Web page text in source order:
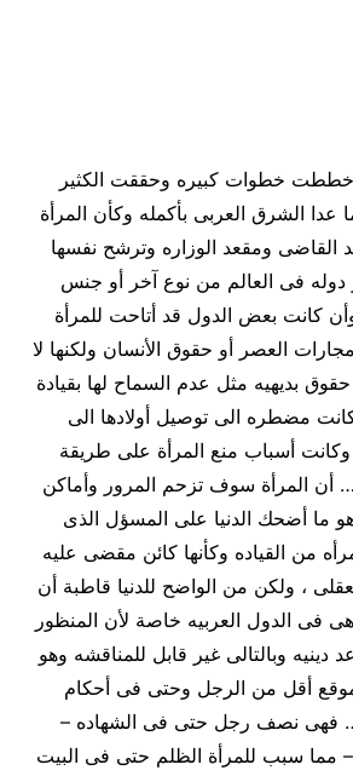
خططت خطوات كبيره وحققت الكثير
الشرق العربى بأكمله وكأن المرأة
القاضى ومقعد الوزاره وترشح نفسها
دوله فى العالم من نوع آخر أو جنس
كانت بعض الدول قد أتاحت للمرأة
العصر أو حقوق الأنسان ولكنها لا
بديهيه مثل عدم السماح لها بقيادة
مضطره الى توصيل أولادها الى
وكانت أسباب منع المرأة على طريقة
أن المرأة سوف تزحم المرور وأماكن
ما أضحك الدنيا على المسؤل الذى
من القياده وكأنها كائن مقضى عليه
، ولكن من الواضح للدنيا قاطبة أن
هى فى الدول العربيه خاصة لأن المنظور
دينيه وبالتالى غير قابل للمناقشه وهو
أقل من الرجل وحتى فى أحكام
… فهى نصف رجل حتى فى الشهاده –
– مما سبب للمرأة الظلم حتى فى البيت